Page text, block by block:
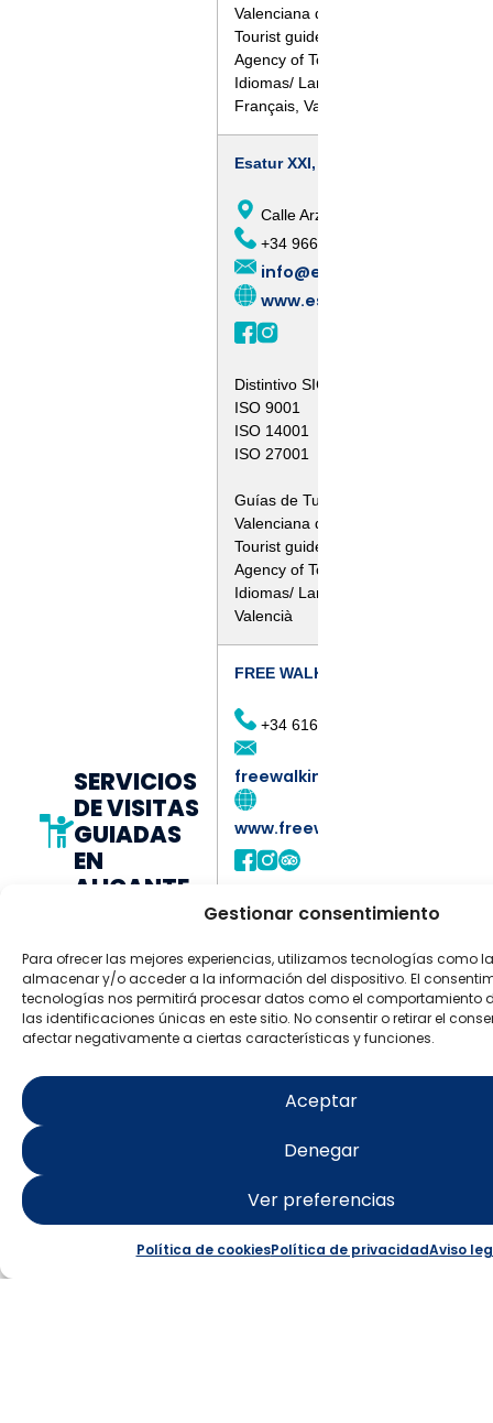
Gestionar consentimiento
Para ofrecer las mejores experiencias, utilizamos tecnologías como
almacenar y/o acceder a la información del dispositivo. El
tecnologías nos permitirá procesar datos como el comportamiento
las identificaciones únicas en este sitio. No consentir o retirar el
afectar negativamente a ciertas características y funciones.
Aceptar
Denegar
Ver preferencias
Política de cookiesPolítica de privacidadAviso
SERVICIOS
DE VISITAS
GUIADAS
EN
ALICANTE
Valenciana de Turismo
Tourist guides accredited by the
Agency of Tourism
Idiomas/ Languages: English,
Français, Valencià
Esatur XXI, S.L.
Calle Arzobispo Loaces, 3,
+34 966 377 034
info@esatur.com
www.estaturservicios.com
Distintivo SICTED
ISO 9001
ISO 14001
ISO 27001
Guías de Turismo acredidatos por la
Valenciana de Turismo
Tourist guides accredited by the
Agency of Tourism
Idiomas/ Languages: English,
Valencià
FREE WALKING TOURS ALICANTE
+34 616 750 608
Guías de Turismo acreditados por la
Tourist guides accredited by the
Agency of Tourism
OXYTOURS
hola@oxytours.com
www.oxytours.com
Valenciana de Turismo